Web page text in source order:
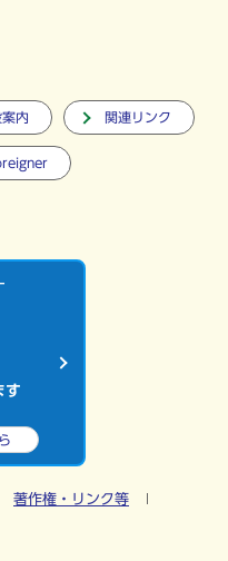
内 関連リンク
す
著作権・リンク等